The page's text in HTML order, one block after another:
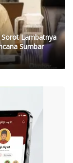
Sorot Lambatnya
Sumbar